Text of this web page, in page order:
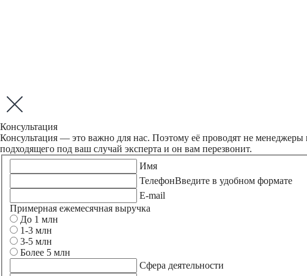
Консультация
Консультация — это важно для нас. Поэтому её проводят не
подходящего под ваш случай эксперта и он вам перезвонит.
Имя
ТелефонВведите в удобном формате
E-mail
Примерная ежемесячная выручка
До 1 млн
1-3 млн
3-5 млн
Более 5 млн
Сфера деятельности